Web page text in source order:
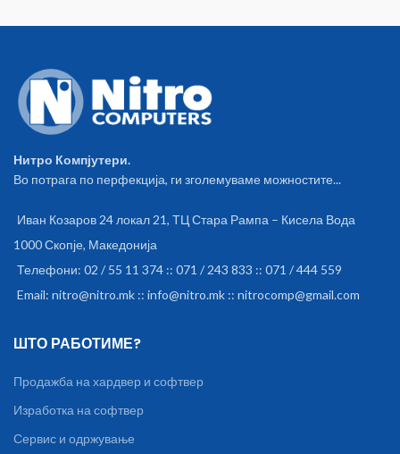
Нитро Компјутери.
Во потрага по перфекција, ги зголемуваме можностите...
Иван Козаров 24 локал 21, ТЦ Стара Рампа – Кисела Вода
1000 Скопје, Македонија
Телефони: 02 / 55 11 374 :: 071 / 243 833 :: 071 / 444 559
Email: nitro@nitro.mk :: info@nitro.mk :: nitrocomp@gmail.com
ШТО РАБОТИМЕ?
Продажба на хардвер и софтвер
Изработка на софтвер
Сервис и одржување